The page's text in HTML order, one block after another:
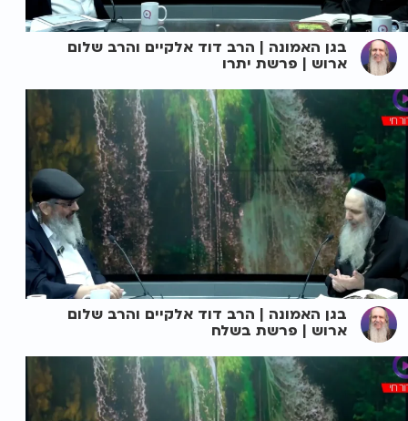
בגן האמונה | הרב דוד אלקיים והרב שלום
ארוש | פרשת יתרו
בגן האמונה | הרב דוד אלקיים והרב שלום
ארוש | פרשת בשלח